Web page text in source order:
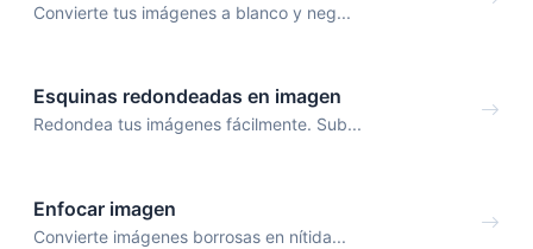
Convierte tus imágenes a blanco y neg...
Esquinas redondeadas en imagen
Redondea tus imágenes fácilmente. Sub...
Enfocar imagen
Convierte imágenes borrosas en nítida...